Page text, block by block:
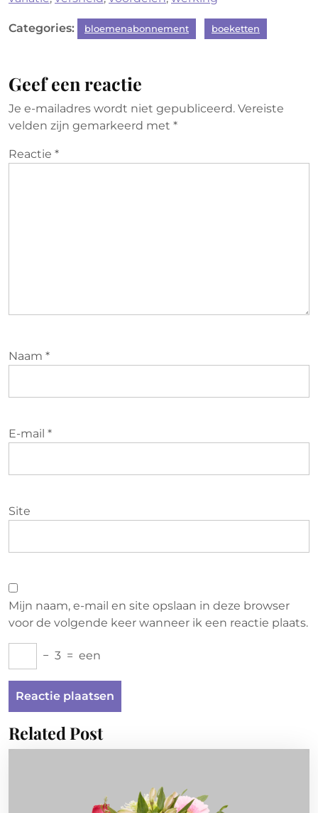
Categories: bloemenabonnement boeketten
Geef een reactie
Je e-mailadres wordt niet gepubliceerd. Vereiste
velden zijn gemarkeerd met *
Reactie *
Naam *
E-mail *
Site
Mijn naam, e-mail en site opslaan in deze browser
voor de volgende keer wanneer ik een reactie plaats.
− 3 = een
Related Post